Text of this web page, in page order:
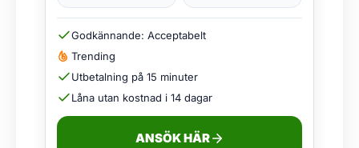
Godkännande: Acceptabelt
Trending
Utbetalning på 15 minuter
Låna utan kostnad i 14 dagar
ANSÖK HÄR